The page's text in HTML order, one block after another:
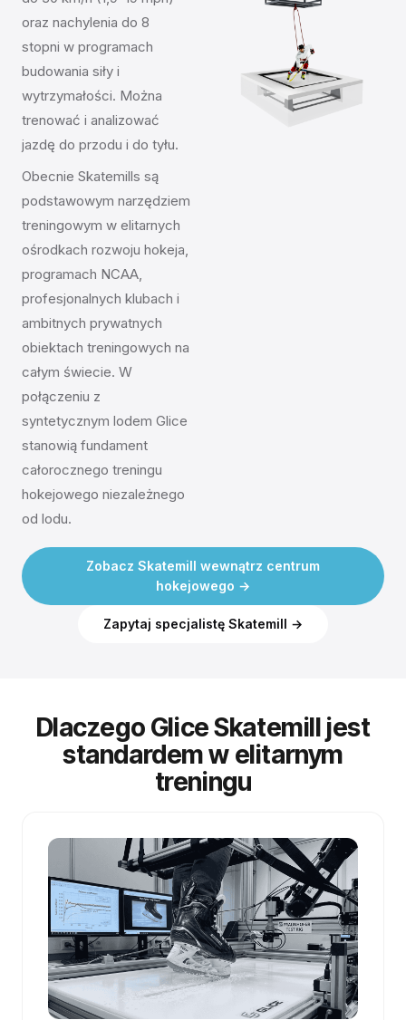
oraz nachylenia do 8
stopni w programach
budowania siły i
wytrzymałości. Można
trenować i analizować
jazdę do przodu i do tyłu.
Obecnie Skatemills są
podstawowym narzędziem
treningowym w elitarnych
ośrodkach rozwoju hokeja,
programach NCAA,
profesjonalnych klubach i
ambitnych prywatnych
obiektach treningowych na
całym świecie. W
połączeniu z
syntetycznym lodem Glice
stanowią fundament
całorocznego treningu
hokejowego niezależnego
od lodu.
Zobacz Skatemill wewnątrz centrum
hokejowego →
Zapytaj specjalistę Skatemill →
Dlaczego Glice Skatemill jest
standardem w elitarnym
treningu